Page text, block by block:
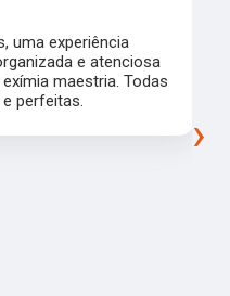
uma experiência
e atenciosa
maestria. Todas
perfeitas.
›